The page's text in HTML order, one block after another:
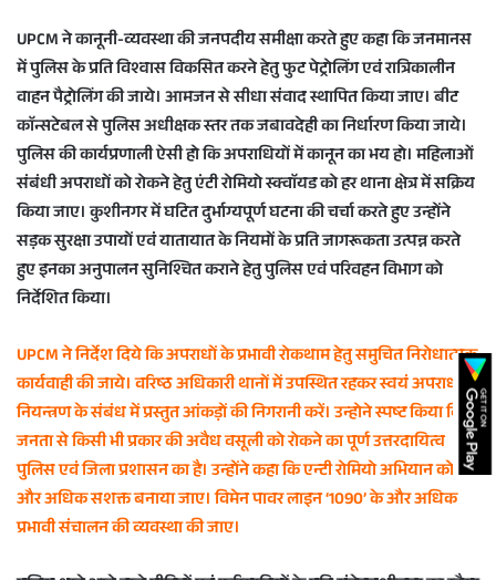
UPCM ने कानूनी-व्यवस्था की जनपदीय समीक्षा करते हुए कहा कि जनमानस
में पुलिस के प्रति विश्वास विकसित करने हेतु फुट पेट्रोलिंग एवं रात्रिकालीन
वाहन पैट्रोलिंग की जाये। आमजन से सीधा संवाद स्थापित किया जाए। बीट
काॅन्सटेबल से पुलिस अधीक्षक स्तर तक जबावदेही का निर्धारण किया जाये।
पुलिस की कार्यप्रणाली ऐसी हो कि अपराधियों में कानून का भय हो। महिलाओं
संबंधी अपराधों को रोकने हेतु एंटी रोमियो स्क्वाॅयड को हर थाना क्षेत्र में सक्रिय
किया जाए। कुशीनगर में घटित दुर्भाग्यपूर्ण घटना की चर्चा करते हुए उन्होंने
सड़क सुरक्षा उपायों एवं यातायात के नियमों के प्रति जागरूकता उत्पन्न करते
हुए इनका अनुपालन सुनिश्चित कराने हेतु पुलिस एवं परिवहन विभाग को
निर्देशित किया।
UPCM ने निर्देश दिये कि अपराधों के प्रभावी रोकथाम हेतु समुचित निरोधात्मक
कार्यवाही की जाये। वरिष्ठ अधिकारी थानों में उपस्थित रहकर स्वयं अपराध
नियन्त्रण के संबंध में प्रस्तुत आंकड़ों की निगरानी करें। उन्होने स्पष्ट किया कि
जनता से किसी भी प्रकार की अवैध वसूली को रोकने का पूर्ण उत्तरदायित्व
पुलिस एवं जिला प्रशासन का है। उन्होंने कहा कि एन्टी रोमियो अभियान को
और अधिक सशक्त बनाया जाए। विमेन पावर लाइन ‘1090’ के और अधिक
प्रभावी संचालन की व्यवस्था की जाए।